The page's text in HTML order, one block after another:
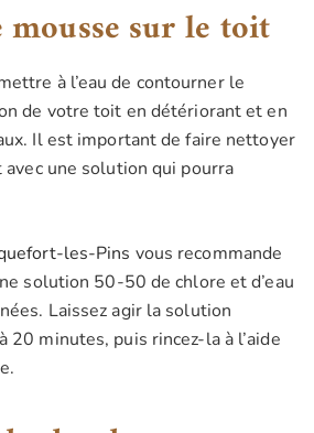
mousse sur le toit
à l’eau de contourner le
de votre toit en détériorant et en
Il est important de faire nettoyer
une solution qui pourra
les-Pins vous recommande
solution 50-50 de chlore et d’eau
Laissez agir la solution
20 minutes, puis rincez-la à l’aide